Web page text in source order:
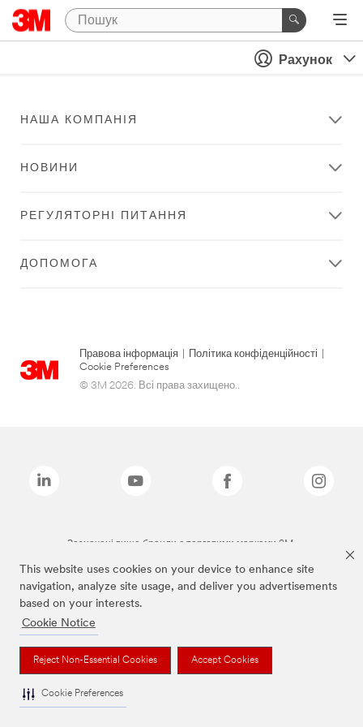
This website uses cookies on your device to enhance site
navigation, analyze site usage, and deliver you advertisements
based on your interests.
Cookie Notice
Reject Non-Essential Cookies Accept Cookies
Cookie Preferences
Рахунок
НАША КОМПАНІЯ
НОВИНИ
РЕГУЛЯТОРНІ ПИТАННЯ
ДОПОМОГА
Правова інформація Політика конфіденційності
Cookie Preferences
© 3M 2026. Всі права захищено..
Зазначені вище бренди є торговими марками 3M.